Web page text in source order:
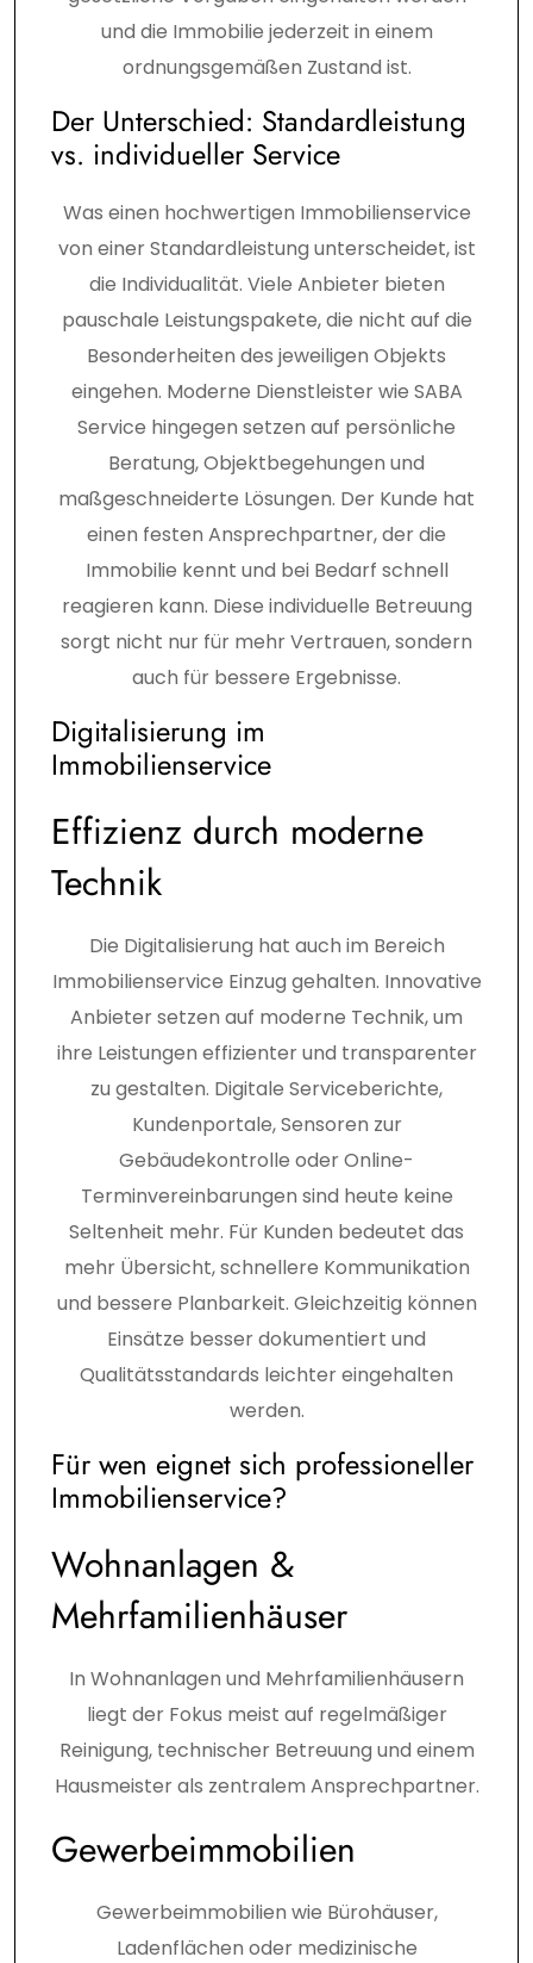
und die Immobilie jederzeit in einem
ordnungsgemäßen Zustand ist.
Der Unterschied: Standardleistung
vs. individueller Service
Was einen hochwertigen Immobilienservice
von einer Standardleistung unterscheidet, ist
die Individualität. Viele Anbieter bieten
pauschale Leistungspakete, die nicht auf die
Besonderheiten des jeweiligen Objekts
eingehen. Moderne Dienstleister wie SABA
Service hingegen setzen auf persönliche
Beratung, Objektbegehungen und
maßgeschneiderte Lösungen. Der Kunde hat
einen festen Ansprechpartner, der die
Immobilie kennt und bei Bedarf schnell
reagieren kann. Diese individuelle Betreuung
sorgt nicht nur für mehr Vertrauen, sondern
auch für bessere Ergebnisse.
Digitalisierung im
Immobilienservice
Effizienz durch moderne
Technik
Die Digitalisierung hat auch im Bereich
Immobilienservice Einzug gehalten. Innovative
Anbieter setzen auf moderne Technik, um
ihre Leistungen effizienter und transparenter
zu gestalten. Digitale Serviceberichte,
Kundenportale, Sensoren zur
Gebäudekontrolle oder Online-
Terminvereinbarungen sind heute keine
Seltenheit mehr. Für Kunden bedeutet das
mehr Übersicht, schnellere Kommunikation
und bessere Planbarkeit. Gleichzeitig können
Einsätze besser dokumentiert und
Qualitätsstandards leichter eingehalten
werden.
Für wen eignet sich professioneller
Immobilienservice?
Wohnanlagen &
Mehrfamilienhäuser
In Wohnanlagen und Mehrfamilienhäusern
liegt der Fokus meist auf regelmäßiger
Reinigung, technischer Betreuung und einem
Hausmeister als zentralem Ansprechpartner.
Gewerbeimmobilien
Gewerbeimmobilien wie Bürohäuser,
Ladenflächen oder medizinische